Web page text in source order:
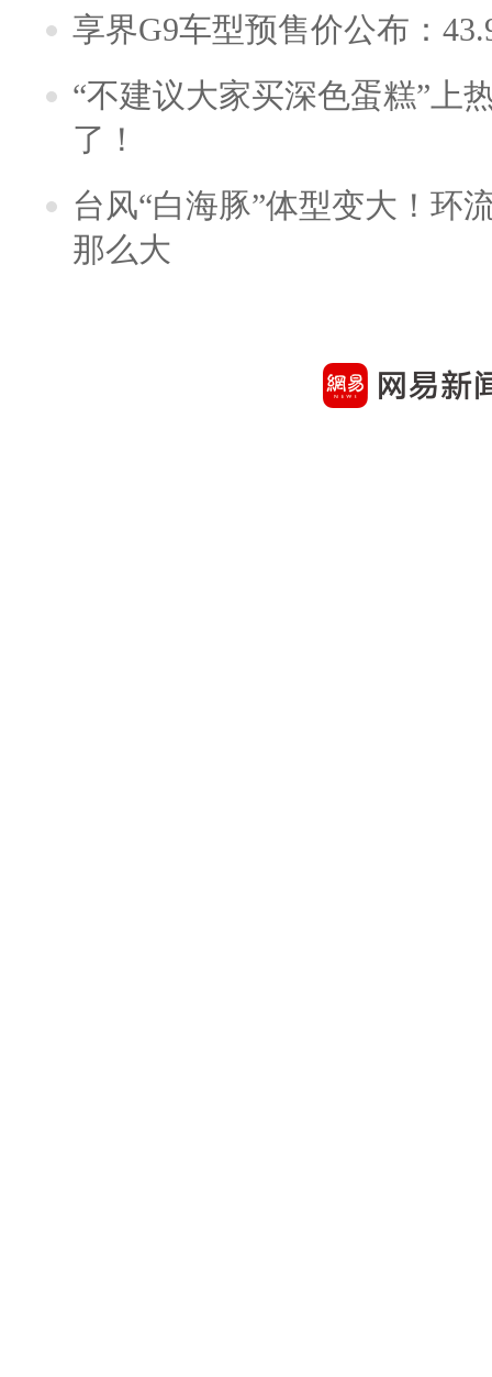
享界G9车型预售价公布：
“不建议大家买深色蛋糕”上
了！
台风“白海豚”体型变大！环
那么大